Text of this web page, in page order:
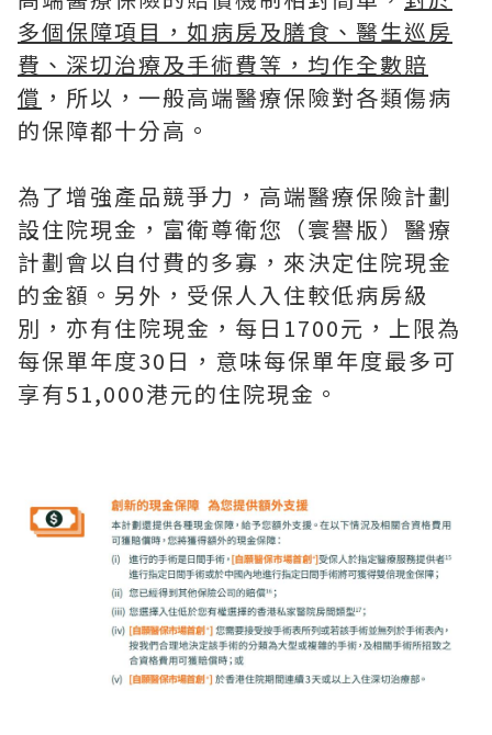
多個保障項目，如病房及膳食、醫生巡房
費、深切治療及手術費等，均作全數賠
償 ，所以，一般高端醫療保險對各類傷病
的保障都十分高。
為了增強產品競爭力，高端醫療保險計劃
設住院現金，富衛尊衛您（寰譽版）醫療
計劃會以自付費的多寡，來決定住院現金
的金額。另外，受保人入住較低病房級
別，亦有住院現金，每日1700元，上限為
每保單年度30日，意味每保單年度最多可
享有51,000港元的住院現金。